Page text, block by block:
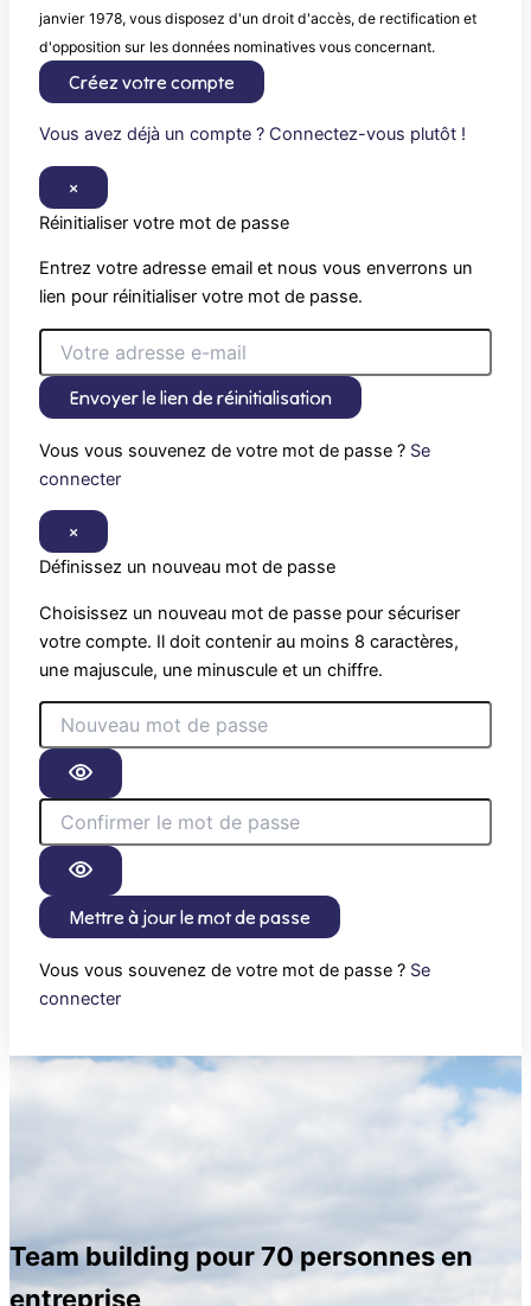
janvier 1978, vous disposez d'un droit d'accès, de rectification et
d'opposition sur les données nominatives vous concernant.
Créez votre compte
Vous avez déjà un compte ? Connectez-vous plutôt !
×
Réinitialiser votre mot de passe
Entrez votre adresse email et nous vous enverrons un
lien pour réinitialiser votre mot de passe.
Envoyer le lien de réinitialisation
Vous vous souvenez de votre mot de passe ? Se
connecter
×
Définissez un nouveau mot de passe
Choisissez un nouveau mot de passe pour sécuriser
votre compte. Il doit contenir au moins 8 caractères,
une majuscule, une minuscule et un chiffre.
Mettre à jour le mot de passe
Vous vous souvenez de votre mot de passe ? Se
connecter
Team building pour 70 personnes en
entreprise